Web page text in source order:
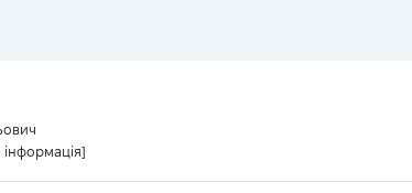
інформація]